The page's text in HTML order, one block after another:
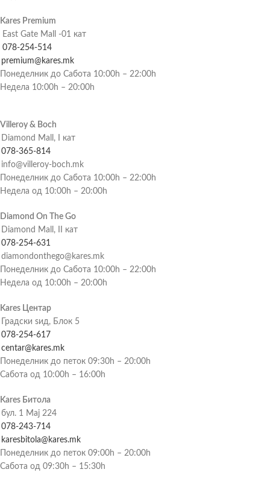
Kares Premium
East Gate Mall -01 кат
078-254-514
premium@kares.mk
Понеделник до Сабота 10:00h – 22:00h
Недела 10:00h – 20:00h
Villeroy & Boch
Diamond Mall, I кат
078-365-814
info@villeroy-boch.mk
Понеделник до Сабота 10:00h – 22:00h
Недела од 10:00h – 20:00h
Diamond On The Go
Diamond Mall, II кат
078-254-631
diamondonthego@kares.mk
Понеделник до Сабота 10:00h – 22:00h
Недела од 10:00h – 20:00h
Kares Центар
Градски ѕид, Блок 5
078-254-617
centar@kares.mk
Понеделник до петок 09:30h – 20:00h
Сабота од 10:00h – 16:00h
Kares Битола
бул. 1 Мај 224
078-243-714
karesbitola@kares.mk
Понеделник до петок 09:00h – 20:00h
Сабота од 09:30h – 15:30h